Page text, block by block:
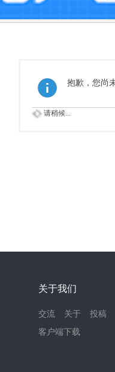
抱歉，您尚
请稍候...
关于我们
交流 关于
投稿
客户端下载